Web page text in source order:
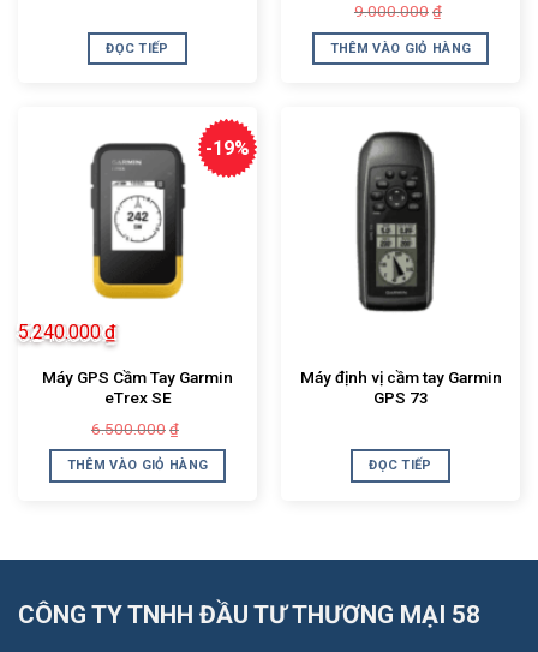
ĐỌC TIẾP
9.000.000 ₫
là:
9.000.000₫.
tại
là:
THÊM VÀO GIỎ HÀNG
-19%
Máy GPS Cầm Tay Garmin
eTrex SE
6.500.000 ₫
là:
6.500.000₫.
5.240.000₫
tại
là:
5.240.000₫.
THÊM VÀO GIỎ HÀNG
Máy định vị cầm tay Garmin
GPS 73
ĐỌC TIẾP
CÔNG TY TNHH ĐẦU TƯ THƯƠNG MẠI 58